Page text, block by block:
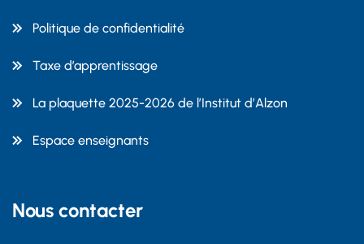
Politique de confidentialité
Taxe d’apprentissage
La plaquette 2025-2026 de l’Institut d’Alzon
Espace enseignants
Nous contacter